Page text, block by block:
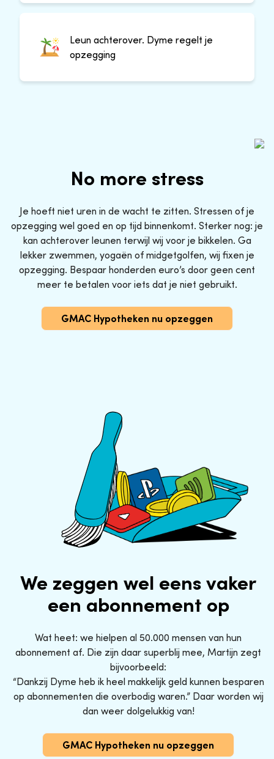
Leun achterover. Dyme regelt je
opzegging
No more stress
Je hoeft niet uren in de wacht te zitten. Stressen of je
opzegging wel goed en op tijd binnenkomt. Sterker nog: je
kan achterover leunen terwijl wij voor je bikkelen. Ga
lekker zwemmen, yogaën of midgetgolfen, wij fixen je
opzegging. Bespaar honderden euro’s door geen cent
meer te betalen voor iets dat je niet gebruikt.
GMAC Hypotheken nu opzeggen
We zeggen wel eens vaker
een abonnement op
Wat heet: we hielpen al 50.000 mensen van hun
abonnement af. Die zijn daar superblij mee, Martijn zegt
bijvoorbeeld:
“Dankzij Dyme heb ik heel makkelijk geld kunnen besparen
op abonnementen die overbodig waren.” Daar worden wij
dan weer dolgelukkig van!
GMAC Hypotheken nu opzeggen